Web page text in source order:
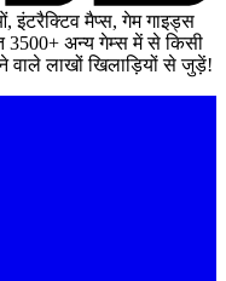
मैप्स, गेम गाइड्स
3500+ अन्य गेम्स में से किसी
लाखों खिलाड़ियों से जुड़ें!